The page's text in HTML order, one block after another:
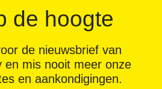
de hoogte
de nieuwsbrief van
en mis nooit meer onze
en aankondigingen.